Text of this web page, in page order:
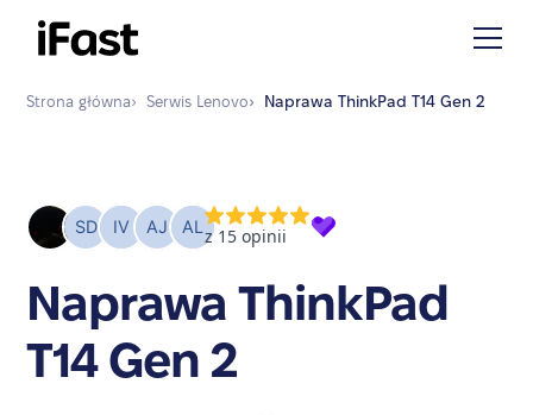
Strona główna› Serwis Lenovo› Naprawa ThinkPad T14 Gen 2
Naprawa ThinkPad
T14 Gen 2